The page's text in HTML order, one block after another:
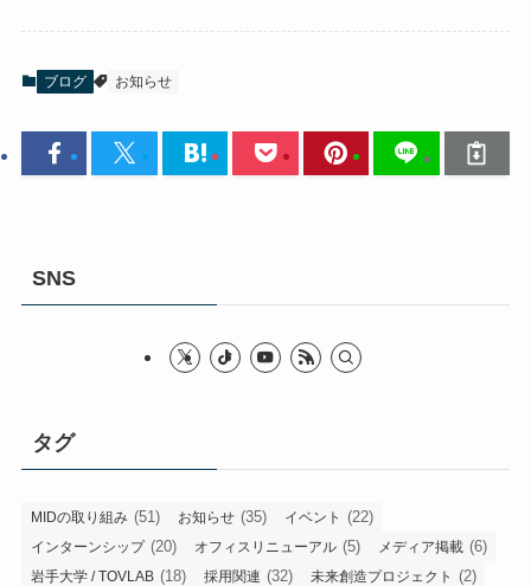
ブログ お知らせ
SNS
タグ
MIDの取り組み (51) お知らせ (35) イベント (22)
インターンシップ(20) オフィスリニューアル (5) メディア掲載 (6)
岩手大学 / TOVLAB (18) 採用関連 (32) 未来創造プロジェクト (2)